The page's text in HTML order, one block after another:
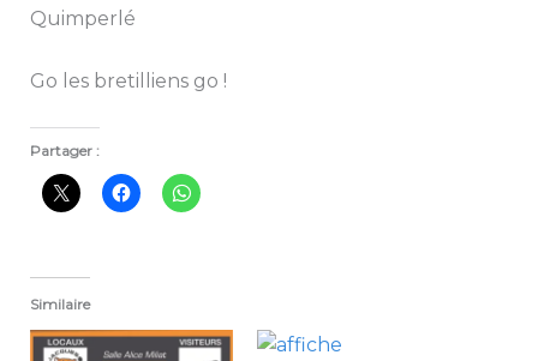
Quimperlé
Go les bretilliens go !
Partager :
Similaire